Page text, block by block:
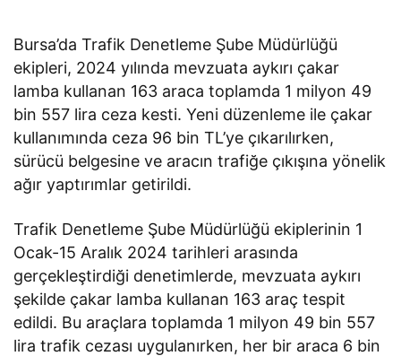
Bursa’da Trafik Denetleme Şube Müdürlüğü
ekipleri, 2024 yılında mevzuata aykırı çakar
lamba kullanan 163 araca toplamda 1 milyon 49
bin 557 lira ceza kesti. Yeni düzenleme ile çakar
kullanımında ceza 96 bin TL’ye çıkarılırken,
sürücü belgesine ve aracın trafiğe çıkışına yönelik
ağır yaptırımlar getirildi.
Trafik Denetleme Şube Müdürlüğü ekiplerinin 1
Ocak-15 Aralık 2024 tarihleri arasında
gerçekleştirdiği denetimlerde, mevzuata aykırı
şekilde çakar lamba kullanan 163 araç tespit
edildi. Bu araçlara toplamda 1 milyon 49 bin 557
lira trafik cezası uygulanırken, her bir araca 6 bin